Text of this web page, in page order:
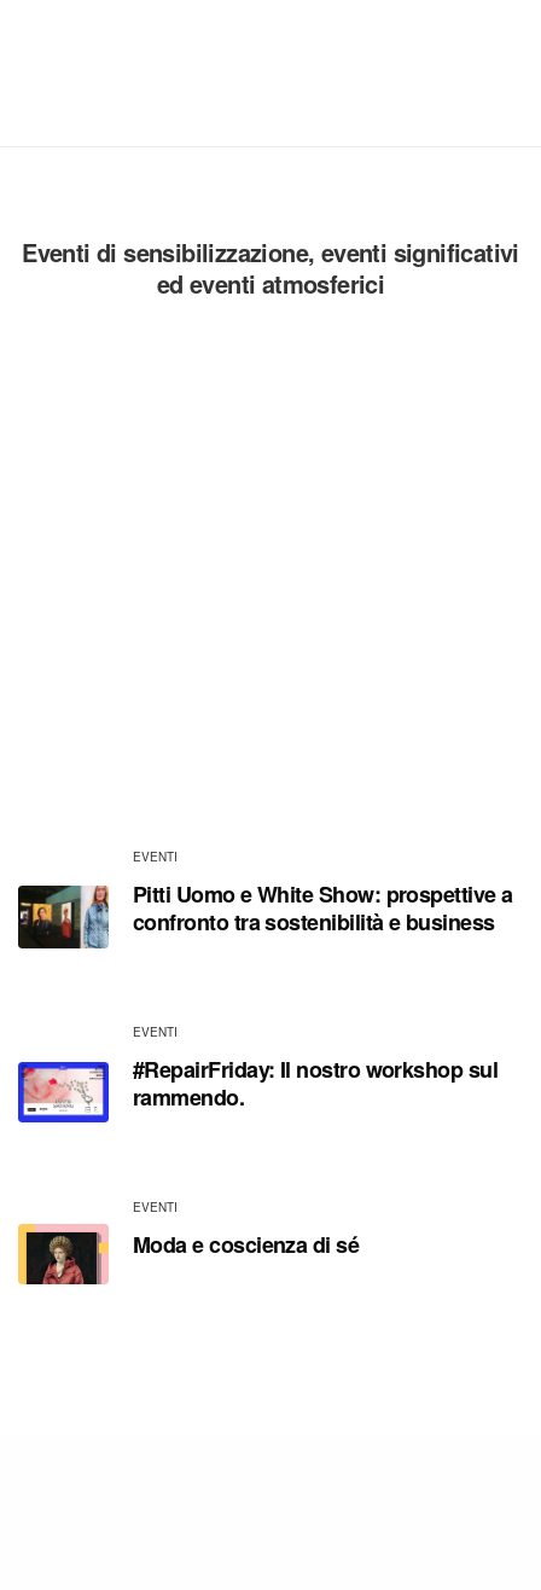
Eventi di sensibilizzazione, eventi significativi
ed eventi atmosferici
EVENTI
Pitti Uomo e White Show: prospettive a
confronto tra sostenibilità e business
EVENTI
#RepairFriday: Il nostro workshop sul
rammendo.
EVENTI
Moda e coscienza di sé